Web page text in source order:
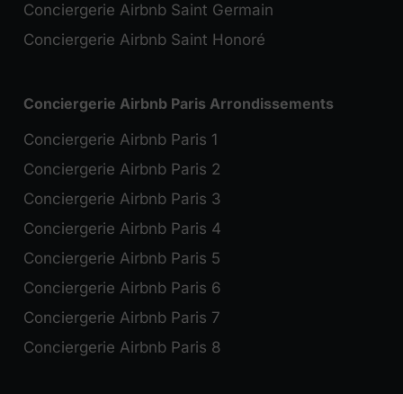
Conciergerie Airbnb Saint Germain
Conciergerie Airbnb Saint Honoré
Conciergerie Airbnb Paris Arrondissements
Conciergerie Airbnb Paris 1
Conciergerie Airbnb Paris 2
Conciergerie Airbnb Paris 3
Conciergerie Airbnb Paris 4
Conciergerie Airbnb Paris 5
Conciergerie Airbnb Paris 6
Conciergerie Airbnb Paris 7
Conciergerie Airbnb Paris 8